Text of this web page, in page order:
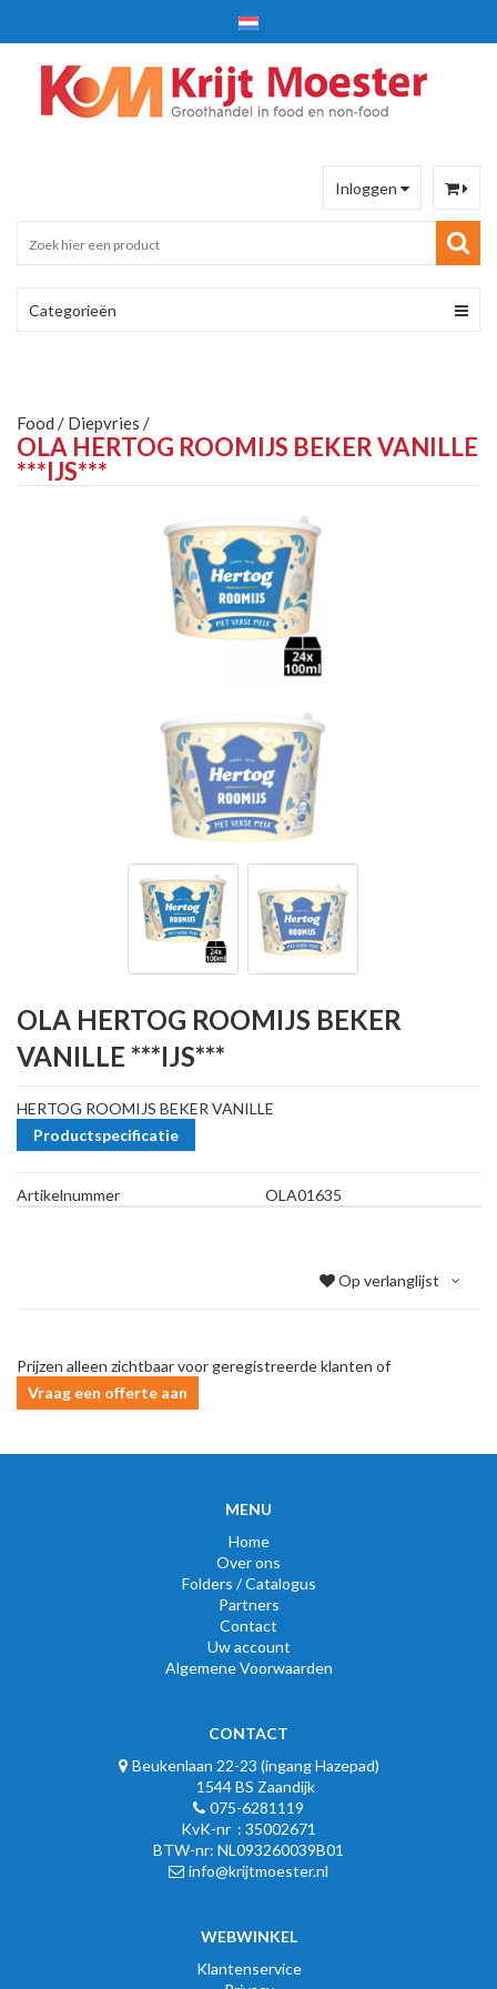
Inloggen
Categorieën
Food / Diepvries /
OLA HERTOG ROOMIJS BEKER VANILLE
***IJS***
OLA HERTOG ROOMIJS BEKER
VANILLE ***IJS***
HERTOG ROOMIJS BEKER VANILLE
Productspecificatie
Artikelnummer OLA01635
Op verlanglijst
Prijzen alleen zichtbaar voor geregistreerde klanten of
Vraag een offerte aan
MENU
Home
Over ons
Folders / Catalogus
Partners
Contact
Uw account
Algemene Voorwaarden
CONTACT
Beukenlaan 22-23 (ingang Hazepad)
1544 BS Zaandijk
075-6281119
KvK-nr : 35002671
BTW-nr: NL093260039B01
info@krijtmoester.nl
WEBWINKEL
Klantenservice